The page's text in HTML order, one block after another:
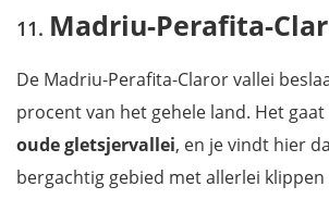
Madriu-Perafita-
De Madriu-Perafita-Claror vallei
procent van het gehele land. Het
oude gletsjervallei, en je vindt hier
bergachtig gebied met allerlei klippen